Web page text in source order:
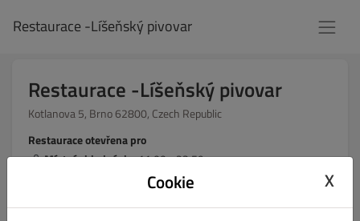
Restaurace -Líšeňský pivovar
Restaurace -Líšeňský pivovar
Kotlanova 5, Brno 62800, Czech Republic
Restaurace otevřena pro
Místní objednávky:11:00 - 23:59
Online objednávky (Vyzvednutí):
Cookie X